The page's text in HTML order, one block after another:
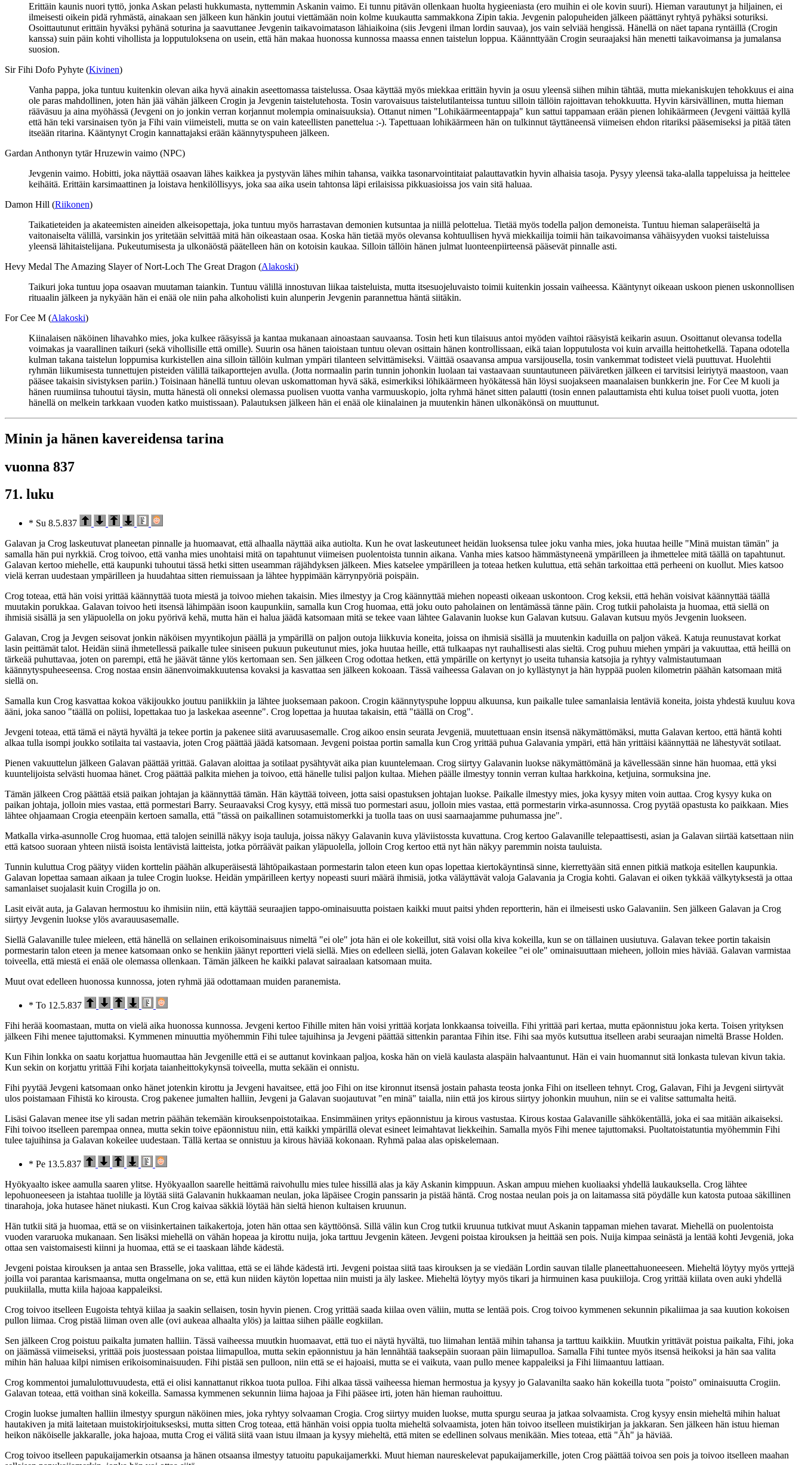
Erittäin kaunis nuori tyttö, jonka Askan pelasti hukkumasta, nyttemmin Askanin vaimo. Ei tunnu pitävän ollenkaan huolta hygieeniasta (ero muihin ei ole kovin suuri). Hieman varautunyt ja hiljainen, ei
ilmeisesti oikein pidä ryhmästä, ainakaan sen jälkeen kun hänkin joutui viettämään noin kolme kuukautta sammakkona Zipin takia. Jevgenin palopuheiden jälkeen päättänyt ryhtyä pyhäksi soturiksi.
Osoittautunut erittäin hyväksi pyhänä soturina ja saavuttanee Jevgenin taikavoimatason lähiaikoina (siis Jevgeni ilman lordin sauvaa), jos vain selviää hengissä. Hänellä on näet tapana ryntäillä (Crogin
kanssa) suin päin kohti vihollista ja lopputuloksena on usein, että hän makaa huonossa kunnossa maassa ennen taistelun loppua. Käännttyään Crogin seuraajaksi hän menetti taikavoimansa ja jumalansa
suosion.
Sir Fihi Dofo Pyhyte (Kivinen)
Vanha pappa, joka tuntuu kuitenkin olevan aika hyvä ainakin aseettomassa taistelussa. Osaa käyttää myös miekkaa erittäin hyvin ja osuu yleensä siihen mihin tähtää, mutta miekaniskujen tehokkuus ei aina
ole paras mahdollinen, joten hän jää vähän jälkeen Crogin ja Jevgenin taistelutehosta. Tosin varovaisuus taistelutilanteissa tuntuu silloin tällöin rajoittavan tehokkuutta. Hyvin kärsivällinen, mutta hieman
rääväsuu ja aina myöhässä (Jevgeni on jo jonkin verran korjannut molempia ominaisuuksia). Ottanut nimen "Lohikäärmeentappaja" kun sattui tappamaan erään pienen lohikäärmeen (Jevgeni väittää kyllä
että hän teki varsinaisen työn ja Fihi vain viimeisteli, mutta se on vain kateellisten panettelua :-). Tapettuaan lohikäärmeen hän on tulkinnut täyttäneensä viimeisen ehdon ritariksi pääsemiseksi ja pitää täten
itseään ritarina. Kääntynyt Crogin kannattajaksi erään käännytyspuheen jälkeen.
Gardan Anthonyn tytär Hruzewin vaimo (NPC)
Jevgenin vaimo. Hobitti, joka näyttää osaavan lähes kaikkea ja pystyvän lähes mihin tahansa, vaikka tasonarvointitaiat palauttavatkin hyvin alhaisia tasoja. Pysyy yleensä taka-alalla tappeluissa ja heittelee
keihäitä. Erittäin karsimaattinen ja loistava henkilöllisyys, joka saa aika usein tahtonsa läpi erilaisissa pikkuasioissa jos vain sitä haluaa.
Damon Hill (Riikonen)
Taikatieteiden ja akateemisten aineiden alkeisopettaja, joka tuntuu myös harrastavan demonien kutsuntaa ja niillä pelottelua. Tietää myös todella paljon demoneista. Tuntuu hieman salaperäiseltä ja
vaitonaiselta välillä, varsinkin jos yritetään selvittää mitä hän oikeastaan osaa. Koska hän tietää myös olevansa kohtuullisen hyvä miekkailija toimii hän taikavoimansa vähäisyyden vuoksi taisteluissa
yleensä lähitaistelijana. Pukeutumisesta ja ulkonäöstä päätelleen hän on kotoisin kaukaa. Silloin tällöin hänen julmat luonteenpiirteensä pääsevät pinnalle asti.
Hevy Medal The Amazing Slayer of Nort-Loch The Great Dragon (Alakoski)
Taikuri joka tuntuu jopa osaavan muutaman taiankin. Tuntuu välillä innostuvan liikaa taisteluista, mutta itsesuojeluvaisto toimii kuitenkin jossain vaiheessa. Kääntynyt oikeaan uskoon pienen uskonnollisen
rituaalin jälkeen ja nykyään hän ei enää ole niin paha alkoholisti kuin alunperin Jevgenin parannettua häntä siitäkin.
For Cee M (Alakoski)
Kiinalaisen näköinen lihavahko mies, joka kulkee rääsyissä ja kantaa mukanaan ainoastaan sauvaansa. Tosin heti kun tilaisuus antoi myöden vaihtoi rääsyistä keikarin asuun. Osoittanut olevansa todella
voimakas ja vaarallinen taikuri (sekä vihollisille että omille). Suurin osa hänen taioistaan tuntuu olevan osittain hänen kontrollissaan, eikä taian lopputulosta voi kuin arvailla heittohetkellä. Tapana odotella
kulman takana taistelun loppumisa kurkistellen aina silloin tällöin kulman ympäri tilanteen selvittämiseksi. Väittää osaavansa ampua varsijousella, tosin vankemmat todisteet vielä puuttuvat. Huolehtii
ryhmän liikumisesta tunnettujen pisteiden välillä taikaporttejen avulla. (Jotta normaalin parin tunnin johonkin luolaan tai vastaavaan suuntautuneen päiväretken jälkeen ei tarvitsisi leiriytyä maastoon, vaan
pääsee takaisin sivistyksen pariin.) Toisinaan hänellä tuntuu olevan uskomattoman hyvä säkä, esimerkiksi löhikäärmeen hyökätessä hän löysi suojakseen maanalaisen bunkkerin jne. For Cee M kuoli ja
hänen ruumiinsa tuhoutui täysin, mutta hänestä oli onneksi olemassa puolisen vuotta vanha varmuuskopio, jolta ryhmä hänet sitten palautti (tosin ennen palauttamista ehti kulua toiset puoli vuotta, joten
hänellä on melkein tarkkaan vuoden katko muistissaan). Palautuksen jälkeen hän ei enää ole kiinalainen ja muutenkin hänen ulkonäkönsä on muuttunut.
Minin ja hänen kavereidensa tarina
vuonna 837
71. luku
* Su 8.5.837
Galavan ja Crog laskeutuvat planeetan pinnalle ja huomaavat, että alhaalla näyttää aika autiolta. Kun he ovat laskeutuneet heidän luoksensa tulee joku vanha mies, joka huutaa heille "Minä muistan tämän" ja
samalla hän pui nyrkkiä. Crog toivoo, että vanha mies unohtaisi mitä on tapahtunut viimeisen puolentoista tunnin aikana. Vanha mies katsoo hämmästyneenä ympärilleen ja ihmettelee mitä täällä on tapahtunut.
Galavan kertoo miehelle, että kaupunki tuhoutui tässä hetki sitten useamman räjähdyksen jälkeen. Mies katselee ympärilleen ja toteaa hetken kuluttua, että sehän tarkoittaa että perheeni on kuollut. Mies katsoo
vielä kerran uudestaan ympärilleen ja huudahtaa sitten riemuissaan ja lähtee hyppimään kärrynpyöriä poispäin.
Crog toteaa, että hän voisi yrittää käännyttää tuota miestä ja toivoo miehen takaisin. Mies ilmestyy ja Crog käännyttää miehen nopeasti oikeaan uskontoon. Crog keksii, että hehän voisivat käännyttää täällä
muutakin porukkaa. Galavan toivoo heti itsensä lähimpään isoon kaupunkiin, samalla kun Crog huomaa, että joku outo paholainen on lentämässä tänne päin. Crog tutkii paholaista ja huomaa, että siellä on
ihmisiä sisällä ja sen yläpuolella on joku pyörivä kehä, mutta hän ei halua jäädä katsomaan mitä se tekee vaan lähtee Galavanin luokse kun Galavan kutsuu. Galavan kutsuu myös Jevgenin luokseen.
Galavan, Crog ja Jevgen seisovat jonkin näköisen myyntikojun päällä ja ympärillä on paljon outoja liikkuvia koneita, joissa on ihmisiä sisällä ja muutenkin kaduilla on paljon väkeä. Katuja reunustavat korkat
lasin peittämät talot. Heidän siinä ihmetellessä paikalle tulee siniseen pukuun pukeutunut mies, joka huutaa heille, että tulkaapas nyt rauhallisesti alas sieltä. Crog puhuu miehen ympäri ja vakuuttaa, että heillä on
tärkeää puhuttavaa, joten on parempi, että he jäävät tänne ylös kertomaan sen. Sen jälkeen Crog odottaa hetken, että ympärille on kertynyt jo useita tuhansia katsojia ja ryhtyy valmistautumaan
käännytyspuheeseensa. Crog nostaa ensin äänenvoimakkuutensa kovaksi ja kasvattaa sen jälkeen kokoaan. Tässä vaiheessa Galavan on jo kyllästynyt ja hän hyppää puolen kilometrin päähän katsomaan mitä
siellä on.
Samalla kun Crog kasvattaa kokoa väkijoukko joutuu paniikkiin ja lähtee juoksemaan pakoon. Crogin käännytyspuhe loppuu alkuunsa, kun paikalle tulee samanlaisia lentäviä koneita, joista yhdestä kuuluu kova
ääni, joka sanoo "täällä on poliisi, lopettakaa tuo ja laskekaa aseenne". Crog lopettaa ja huutaa takaisin, että "täällä on Crog".
Jevgeni toteaa, että tämä ei näytä hyvältä ja tekee portin ja pakenee siitä avaruusasemalle. Crog aikoo ensin seurata Jevgeniä, muutettuaan ensin itsensä näkymättömäksi, mutta Galavan kertoo, että häntä kohti
alkaa tulla isompi joukko sotilaita tai vastaavia, joten Crog päättää jäädä katsomaan. Jevgeni poistaa portin samalla kun Crog yrittää puhua Galavania ympäri, että hän yrittäisi käännyttää ne lähestyvät sotilaat.
Pienen vakuuttelun jälkeen Galavan päättää yrittää. Galavan aloittaa ja sotilaat pysähtyvät aika pian kuuntelemaan. Crog siirtyy Galavanin luokse näkymättömänä ja kävellessään sinne hän huomaa, että yksi
kuuntelijoista selvästi huomaa hänet. Crog päättää palkita miehen ja toivoo, että hänelle tulisi paljon kultaa. Miehen päälle ilmestyy tonnin verran kultaa harkkoina, ketjuina, sormuksina jne.
Tämän jälkeen Crog päättää etsiä paikan johtajan ja käännyttää tämän. Hän käyttää toiveen, jotta saisi opastuksen johtajan luokse. Paikalle ilmestyy mies, joka kysyy miten voin auttaa. Crog kysyy kuka on
paikan johtaja, jolloin mies vastaa, että pormestari Barry. Seuraavaksi Crog kysyy, että missä tuo pormestari asuu, jolloin mies vastaa, että pormestarin virka-asunnossa. Crog pyytää opastusta ko paikkaan. Mies
lähtee ohjaamaan Crogia eteenpäin kertoen samalla, että "tässä on paikallinen sotamuistomerkki ja tuolla taas on uusi saarnaajamme puhumassa jne".
Matkalla virka-asunnolle Crog huomaa, että talojen seinillä näkyy isoja tauluja, joissa näkyy Galavanin kuva yläviistossta kuvattuna. Crog kertoo Galavanille telepaattisesti, asian ja Galavan siirtää katsettaan niin
että katsoo suoraan yhteen niistä isoista lentävistä laitteista, jotka pörräävät paikan yläpuolella, jolloin Crog kertoo että nyt hän näkyy paremmin noista tauluista.
Tunnin kuluttua Crog päätyy viiden korttelin päähän alkuperäisestä lähtöpaikastaan pormestarin talon eteen kun opas lopettaa kiertokäyntinsä sinne, kierrettyään sitä ennen pitkiä matkoja esitellen kaupunkia.
Galavan lopettaa samaan aikaan ja tulee Crogin luokse. Heidän ympärilleen kertyy nopeasti suuri määrä ihmisiä, jotka väläyttävät valoja Galavania ja Crogia kohti. Galavan ei oiken tykkää välkytyksestä ja ottaa
samanlaiset suojalasit kuin Crogilla jo on.
Lasit eivät auta, ja Galavan hermostuu ko ihmisiin niin, että käyttää seuraajien tappo-ominaisuutta poistaen kaikki muut paitsi yhden reportterin, hän ei ilmeisesti usko Galavaniin. Sen jälkeen Galavan ja Crog
siirtyy Jevgenin luokse ylös avarauusasemalle.
Siellä Galavanille tulee mieleen, että hänellä on sellainen erikoisominaisuus nimeltä "ei ole" jota hän ei ole kokeillut, sitä voisi olla kiva kokeilla, kun se on tällainen uusiutuva. Galavan tekee portin takaisin
pormestarin talon eteen ja menee katsomaan onko se henkiin jäänyt reportteri vielä siellä. Mies on edelleen siellä, joten Galavan kokeilee "ei ole" ominaisuuttaan mieheen, jolloin mies häviää. Galavan varmistaa
toiveella, että miestä ei enää ole olemassa ollenkaan. Tämän jälkeen he kaikki palavat sairaalaan katsomaan muita.
Muut ovat edelleen huonossa kunnossa, joten ryhmä jää odottamaan muiden paranemista.
* To 12.5.837
Fihi herää koomastaan, mutta on vielä aika huonossa kunnossa. Jevgeni kertoo Fihille miten hän voisi yrittää korjata lonkkaansa toiveilla. Fihi yrittää pari kertaa, mutta epäonnistuu joka kerta. Toisen yrityksen
jälkeen Fihi menee tajuttomaksi. Kymmenen minuuttia myöhemmin Fihi tulee tajuihinsa ja Jevgeni päättää sittenkin parantaa Fihin itse. Fihi saa myös kutsuttua itselleen arabi seuraajan nimeltä Brasse Holden.
Kun Fihin lonkka on saatu korjattua huomauttaa hän Jevgenille että ei se auttanut kovinkaan paljoa, koska hän on vielä kaulasta alaspäin halvaantunut. Hän ei vain huomannut sitä lonkasta tulevan kivun takia.
Kun sekin on korjattu yrittää Fihi korjata taianheittokykynsä toiveella, mutta sekään ei onnistu.
Fihi pyytää Jevgeni katsomaan onko hänet jotenkin kirottu ja Jevgeni havaitsee, että joo Fihi on itse kironnut itsensä jostain pahasta teosta jonka Fihi on itselleen tehnyt. Crog, Galavan, Fihi ja Jevgeni siirtyvät
ulos poistamaan Fihistä ko kirousta. Crog pakenee jumalten halliin, Jevgeni ja Galavan suojautuvat "en minä" taialla, niin että jos kirous siirtyy johonkin muuhun, niin se ei valitse sattumalta heitä.
Lisäsi Galavan menee itse yli sadan metrin päähän tekemään kirouksenpoistotaikaa. Ensimmäinen yritys epäonnistuu ja kirous vastustaa. Kirous kostaa Galavanille sähkökentällä, joka ei saa mitään aikaiseksi.
Fihi toivoo itselleen parempaa onnea, mutta sekin toive epäonnistuu niin, että kaikki ympärillä olevat esineet leimahtavat liekkeihin. Samalla myös Fihi menee tajuttomaksi. Puoltatoistatuntia myöhemmin Fihi
tulee tajuihinsa ja Galavan kokeilee uudestaan. Tällä kertaa se onnistuu ja kirous häviää kokonaan. Ryhmä palaa alas opiskelemaan.
* Pe 13.5.837
Hyökyaalto iskee aamulla saaren ylitse. Hyökyaallon saarelle heittämä raivohullu mies tulee hissillä alas ja käy Askanin kimppuun. Askan ampuu miehen kuoliaaksi yhdellä laukauksella. Crog lähtee
lepohuoneeseen ja istahtaa tuolille ja löytää siitä Galavanin hukkaaman neulan, joka läpäisee Crogin panssarin ja pistää häntä. Crog nostaa neulan pois ja on laitamassa sitä pöydälle kun katosta putoaa säkillinen
tinarahoja, joka hutasee hänet niukasti. Kun Crog kaivaa säkkiä löytää hän sieltä hienon kultaisen kruunun.
Hän tutkii sitä ja huomaa, että se on viisinkertainen taikakertoja, joten hän ottaa sen käyttöönsä. Sillä välin kun Crog tutkii kruunua tutkivat muut Askanin tappaman miehen tavarat. Miehellä on puolentoista
vuoden vararuoka mukanaan. Sen lisäksi miehellä on vähän hopeaa ja kirottu nuija, joka tarttuu Jevgenin käteen. Jevgeni poistaa kirouksen ja heittää sen pois. Nuija kimpaa seinästä ja lentää kohti Jevgeniä, joka
ottaa sen vaistomaisesti kiinni ja huomaa, että se ei taaskaan lähde kädestä.
Jevgeni poistaa kirouksen ja antaa sen Brasselle, joka valittaa, että se ei lähde kädestä irti. Jevgeni poistaa siitä taas kirouksen ja se viedään Lordin sauvan tilalle planeettahuoneeseen. Mieheltä löytyy myös yrttejä
joilla voi parantaa karismaansa, mutta ongelmana on se, että kun niiden käytön lopettaa niin muisti ja äly laskee. Mieheltä löytyy myös tikari ja hirmuinen kasa puukiiloja. Crog yrittää kiilata oven auki yhdellä
puukiilalla, mutta kiila hajoaa kappaleiksi.
Crog toivoo itselleen Eugoista tehtyä kiilaa ja saakin sellaisen, tosin hyvin pienen. Crog yrittää saada kiilaa oven väliin, mutta se lentää pois. Crog toivoo kymmenen sekunnin pikaliimaa ja saa kuution kokoisen
pullon liimaa. Crog pistää liiman oven alle (ovi aukeaa alhaalta ylös) ja laittaa siihen päälle eogkiilan.
Sen jälkeen Crog poistuu paikalta jumaten halliin. Tässä vaiheessa muutkin huomaavat, että tuo ei näytä hyvältä, tuo liimahan lentää mihin tahansa ja tarttuu kaikkiin. Muutkin yrittävät poistua paikalta, Fihi, joka
on jäämässä viimeiseksi, yrittää pois juostessaan poistaa liimapulloa, mutta sekin epäonnistuu ja hän lennähtää taaksepäin suoraan päin liimapulloa. Samalla Fihi tuntee myös itsensä heikoksi ja hän saa valita
mihin hän haluaa kilpi nimisen erikoisominaisuuden. Fihi pistää sen pulloon, niin että se ei hajoaisi, mutta se ei vaikuta, vaan pullo menee kappaleiksi ja Fihi liimaantuu lattiaan.
Crog kommentoi jumalulottuvuudesta, että ei olisi kannattanut rikkoa tuota pulloa. Fihi alkaa tässä vaiheessa hieman hermostua ja kysyy jo Galavanilta saako hän kokeilla tuota "poisto" ominaisuutta Crogiin.
Galavan toteaa, että voithan sinä kokeilla. Samassa kymmenen sekunnin liima hajoaa ja Fihi pääsee irti, joten hän hieman rauhoittuu.
Crogin luokse jumalten halliin ilmestyy spurgun näköinen mies, joka ryhtyy solvaaman Crogia. Crog siirtyy muiden luokse, mutta spurgu seuraa ja jatkaa solvaamista. Crog kysyy ensin mieheltä mihin haluat
hautakiven ja mitä laitetaan muistokirjoituksesksi, mutta sitten Crog toteaa, että hänhän voisi oppia tuolta mieheltä solvaamista, joten hän toivoo itselleen muistikirjan ja jakkaran. Sen jälkeen hän istuu hieman
heikon näköiselle jakkaralle, joka hajoaa, mutta Crog ei välitä siitä vaan istuu ilmaan ja kysyy mieheltä, että miten se edellinen solvaus menikään. Mies toteaa, että "Äh" ja häviää.
Crog toivoo itselleen papukaijamerkin otsaansa ja hänen otsaansa ilmestyy tatuoitu papukaijamerkki. Muut hieman naureskelevat papukaijamerkille, joten Crog päättää toivoa sen pois ja toivoo itselleen maahan